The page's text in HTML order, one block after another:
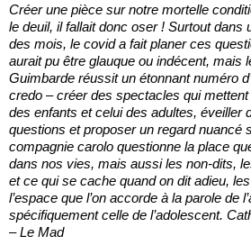
Créer une pièce sur notre mortelle
le deuil, il fallait donc oser ! Surtout dans
des mois, le covid a fait planer ces
aurait pu être glauque ou indécent, mais
Guimbarde réussit un étonnant numéro
credo – créer des spectacles qui
des enfants et celui des adultes, éveiller
questions et proposer un regard nuancé
compagnie carolo questionne la place
dans nos vies, mais aussi les non-dits,
et ce qui se cache quand on dit adieu,
l’espace que l’on accorde à la parole de
spécifiquement celle de l’adolescent.
– Le Mad